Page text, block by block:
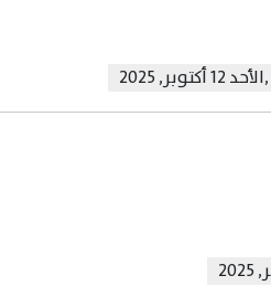
,الأحد 12 أكتوبر, 2025